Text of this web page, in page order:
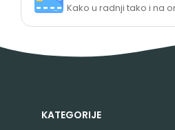
Kako u radnji tako i na
KATEGORIJE